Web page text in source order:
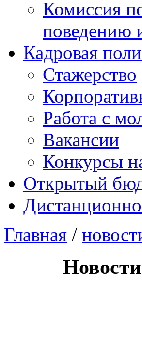
Комиссия
поведению
Кадровая
Стажерство
Работа с
Вакансии
Конкурсы
Открытый
Главная /
Новости